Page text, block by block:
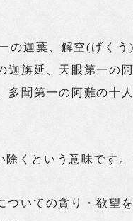
の迦葉、解空(げくう
迦旃延、天眼第一の
多聞第一の阿難の十
くという意味です。
ついての貪り・欲望